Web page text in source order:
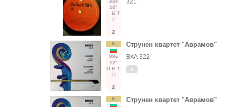
33○
10"
Е Т
2
2
321
К
33○
12"
О Е Т
11
2
Струнен квартет "Аврамов"
ВКА 322
К Струнен квартет "Аврамов"